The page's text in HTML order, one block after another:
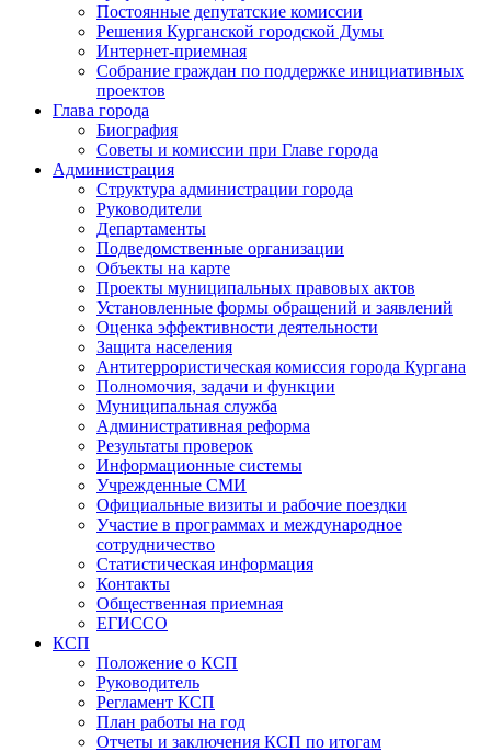
Постоянные депутатские комиссии
Решения Курганской городской Думы
Интернет-приемная
Собрание граждан по поддержке инициативных
проектов
Глава города
Биография
Советы и комиссии при Главе города
Администрация
Структура администрации города
Руководители
Департаменты
Подведомственные организации
Объекты на карте
Проекты муниципальных правовых актов
Установленные формы обращений и заявлений
Оценка эффективности деятельности
Защита населения
Антитеррористическая комиссия города Кургана
Полномочия, задачи и функции
Муниципальная служба
Административная реформа
Результаты проверок
Информационные системы
Учрежденные СМИ
Официальные визиты и рабочие поездки
Участие в программах и международное
сотрудничество
Статистическая информация
Контакты
Общественная приемная
ЕГИССО
КСП
Положение о КСП
Руководитель
Регламент КСП
План работы на год
Отчеты и заключения КСП по итогам